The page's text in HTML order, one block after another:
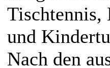
Tischtennis,
und
Nach den